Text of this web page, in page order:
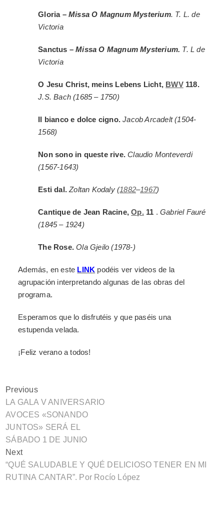
Gloria –Missa O Magnum Mysterium. T. L. de
Victoria
Sanctus –Missa O Magnum Mysterium. T. L de
Victoria
O Jesu Christ, meins Lebens Licht, BWV118.
J.S. Bach (1685 – 1750)
Il bianco e dolce cigno. Jacob Arcadelt (1504-
1568)
Non sono in queste rive.Claudio Monteverdi
(1567-1643)
Esti dal.Zoltan Kodaly (1882–1967)
Cantique de Jean Racine,Op.11 .Gabriel Fauré
(1845 – 1924)
The Rose.Ola Gjeilo (1978-)
Además, en este LINK podéis ver videos de la
agrupación interpretando algunas de las obras del
programa.
Esperamos que lo disfrutéis y que paséis una
estupenda velada.
¡Feliz verano a todos!
Previous
LA GALA V ANIVERSARIO
AVOCES «SONANDO
JUNTOS» SERÁ EL
SÁBADO 1 DE JUNIO
Next
“QUÉ SALUDABLE Y QUÉ DELICIOSO TENER EN MI
RUTINA CANTAR”. Por Rocío López